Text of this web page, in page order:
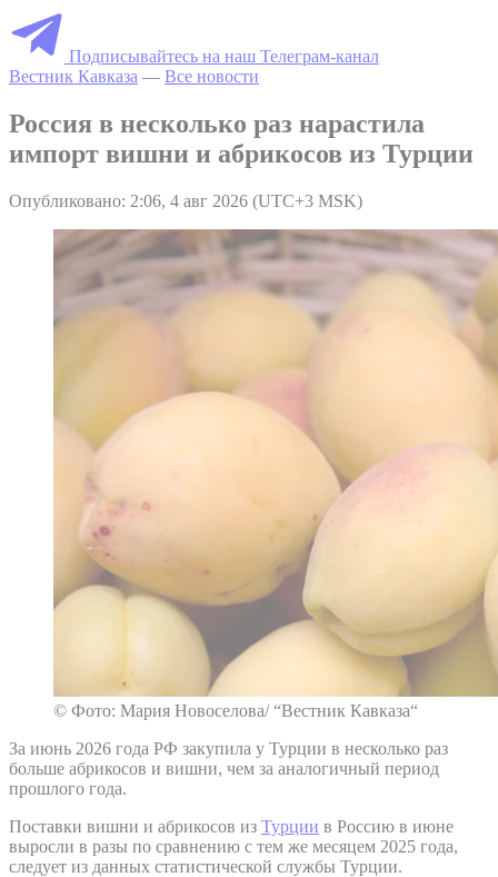
Подписывайтесь на наш Телеграм-канал
Вестник Кавказа — Все новости
Россия в несколько раз нарастила
импорт вишни и абрикосов из Турции
Опубликовано: 2:06, 4 авг 2026 (UTC+3 MSK)
© Фото: Мария Новоселова/ “Вестник Кавказа“
За июнь 2026 года РФ закупила у Турции в несколько раз
больше абрикосов и вишни, чем за аналогичный период
прошлого года.
Поставки вишни и абрикосов из Турции в Россию в июне
выросли в разы по сравнению с тем же месяцем 2025 года,
следует из данных статистической службы Турции.